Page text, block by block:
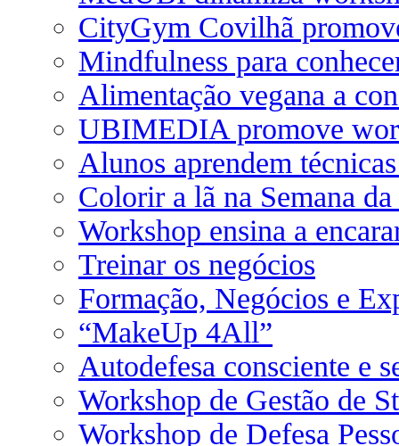
CityGym Covilhã
Mindfulness para
Alimentação vegana a
UBIMEDIA promove
Alunos aprendem
Colorir a lã na Semana
Workshop ensina a
Treinar os negócios
Formação, Negócios e
“MakeUp 4All”
Autodefesa consciente e
Workshop de Gestão de
Workshop de Defesa